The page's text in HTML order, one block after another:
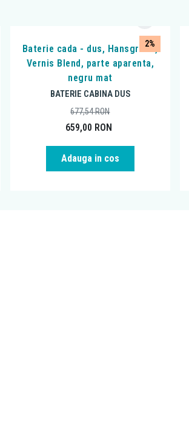
2%
Baterie cada - dus, Hansgrohe,
Vernis Blend, parte aparenta,
negru mat
BATERIE CABINA DUS
659,00 RON
677,54RON
Adauga in cos